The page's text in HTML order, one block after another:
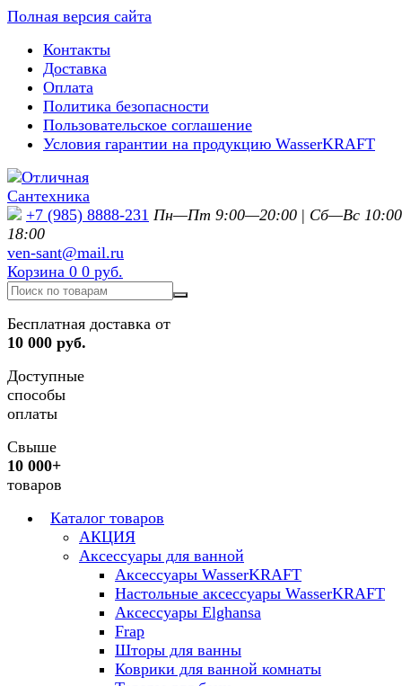
Полная версия сайта
Контакты
Доставка
Оплата
Политика безопасности
Пользовательское соглашение
Условия гарантии на продукцию WasserKRAFT
+7 (985) 8888-231 Пн—Пт 9:00—20:00 | Сб—Вс
18:00
ven-sant@mail.ru
Корзина 0 0 руб.
Бесплатная доставка от
10 000 руб.
Доступные
способы
оплаты
Свыше
10 000+
товаров
Каталог товаров
АКЦИЯ
Аксессуары для ванной
Аксессуары WasserKRAFT
Настольные аксессуары WasserKRAFT
Аксессуары Elghansa
Frap
Шторы для ванны
Коврики для ванной комнаты